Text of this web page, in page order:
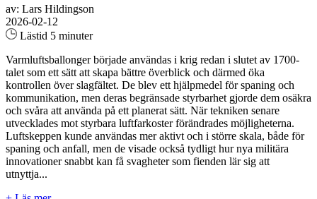
av: Lars Hildingson
2026-02-12
Lästid 5 minuter
Varmluftsballonger började användas i krig redan i slutet av 1700-
talet som ett sätt att skapa bättre överblick och därmed öka
kontrollen över slagfältet. De blev ett hjälpmedel för spaning och
kommunikation, men deras begränsade styrbarhet gjorde dem osäkra
och svåra att använda på ett planerat sätt. När tekniken senare
utvecklades mot styrbara luftfarkoster förändrades möjligheterna.
Luftskeppen kunde användas mer aktivt och i större skala, både för
spaning och anfall, men de visade också tydligt hur nya militära
innovationer snabbt kan få svagheter som fienden lär sig att
utnyttja...